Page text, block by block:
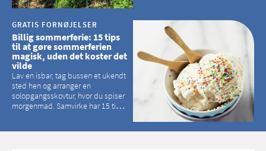
GRATIS FORNØJELSER
Billig sommerferie: 15 tips
til at gøre sommerferien
magisk, uden det koster det
vilde
Lav en isbar, tag bussen et ukendt
sted hen og arranger en
solopgangsskovtur, hvor du spiser
morgenmad. Samvirke har 15 tips